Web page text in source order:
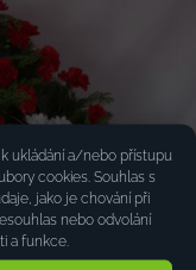
ukládání a/nebo přístupu
cookies. Souhlas s
jako je chování při
nebo odvolání
a funkce.